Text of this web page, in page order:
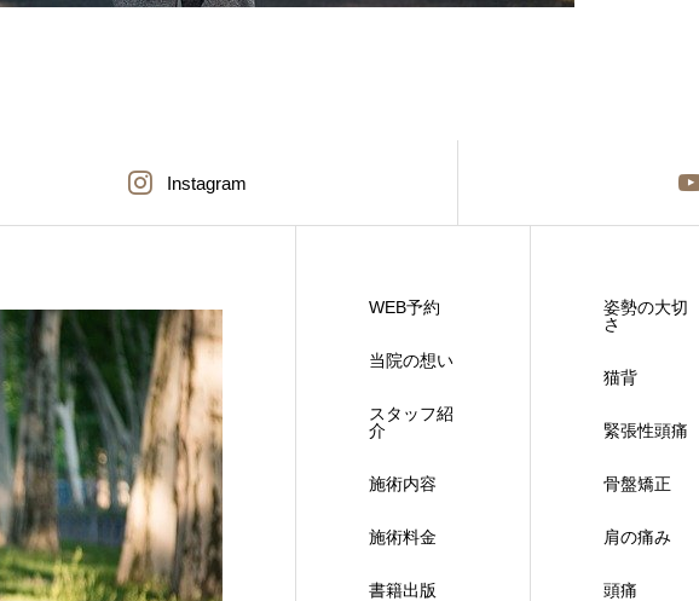
Instagram
WEB予約
当院の想い
スタッフ紹
介
施術内容
施術料金
書籍出版
姿勢の大切
さ
猫背
緊張性頭痛
骨盤矯正
肩の痛み
頭痛